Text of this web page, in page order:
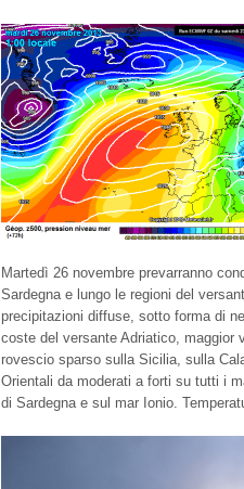
Martedì 26 novembre prevarranno
Sardegna e lungo le regioni del
precipitazioni diffuse, sotto forma di
coste del versante Adriatico, maggior
rovescio sparso sulla Sicilia, sulla
Orientali da moderati a forti su tutti i
di Sardegna e sul mar Ionio.